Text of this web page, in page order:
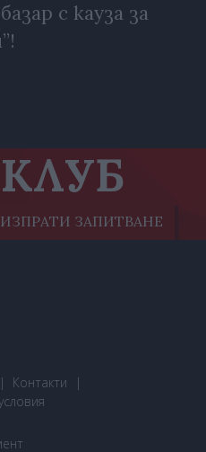
с кауза за
ИЗПРАТИ ЗАПИТВАНЕ
Контакти